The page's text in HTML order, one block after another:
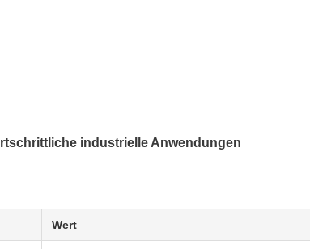
industrielle Anwendungen
Wert